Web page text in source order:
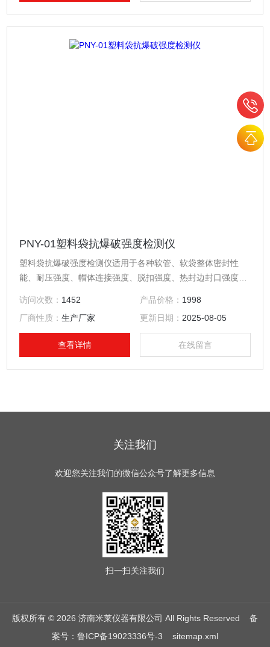
PNY-01塑料袋抗爆破强度检测仪
塑料袋抗爆破强度检测仪适用于各种软管、软袋整体密封性
能、耐压强度、帽体连接强度、脱扣强度、热封边封口强度、
抗压强度测试。
访问次数： 1452 产品价格： 1998
厂商性质：生产厂家 更新日期： 2025-08-05
查看详情 在线留言
关注我们
欢迎您关注我们的微信公众号了解更多信息
扫一扫关注我们
版权所有 © 2026 济南米莱仪器有限公司 All Rights Reserved 备
案号：鲁ICP备19023336号-3
sitemap.xml